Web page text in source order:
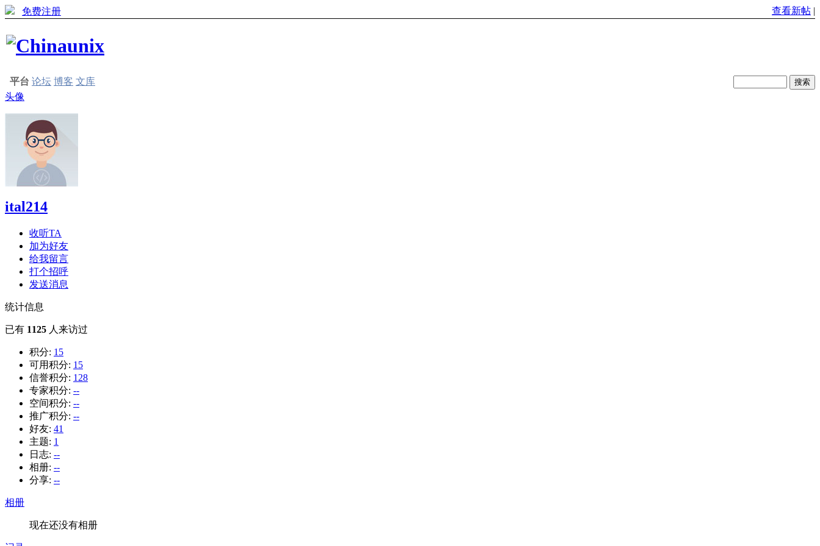
免费注册 查看新帖 |
平台 论坛 博客 文库
头像
ital214
收听TA
加为好友
给我留言
打个招呼
发送消息
统计信息
已有 1125 人来访过
积分: 15
可用积分: 15
信誉积分: 128
专家积分: --
空间积分: --
推广积分: --
好友: 41
主题: 1
日志: --
相册: --
分享: --
相册
现在还没有相册